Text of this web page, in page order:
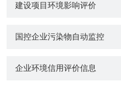
建设项目环境影响评价
国控企业污染物自动监控
企业环境信用评价信息